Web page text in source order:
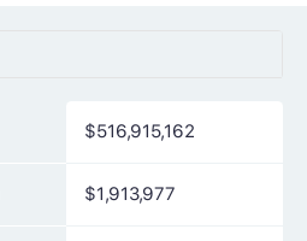
$516,915,162
$1,913,977